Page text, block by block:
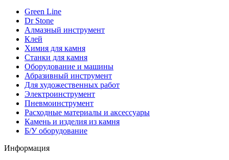
Green Line
Dr Stone
Алмазный инструмент
Клей
Химия для камня
Станки для камня
Оборудование и машины
Абразивный инструмент
Для художественных работ
Электроинструмент
Пневмоинструмент
Расходные материалы и аксессуары
Камень и изделия из камня
Б/У оборудование
Информация